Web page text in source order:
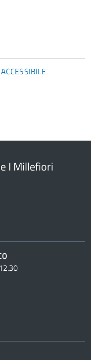
I Millefiori